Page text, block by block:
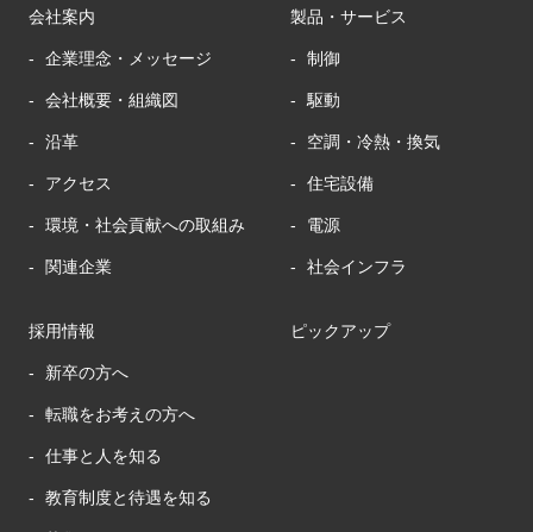
会社案内
企業理念・メッセージ
会社概要・組織図
沿革
アクセス
環境・社会貢献への取組み
関連企業
製品・サービス
制御
駆動
空調・冷熱・換気
住宅設備
電源
社会インフラ
採用情報
新卒の方へ
転職をお考えの方へ
仕事と人を知る
教育制度と待遇を知る
ピックアップ